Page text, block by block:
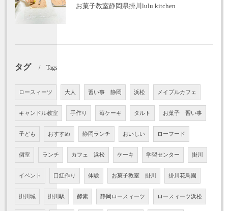
お菓子教室静岡県掛川lulu kitchen
タグ Tags
ロースィーツ 大人 習い事 静岡 浜松 メイプルカフェ
キャンドル教室 手作り 苺ケーキ タルト お菓子 習い事
子ども おすすめ 静岡ランチ おいしい ローフード
個室 ランチ カフェ 浜松 ケーキ 学習センター 掛川
イベント 口紅作り 体験 お菓子教室 掛川 掛川花鳥園
掛川城 掛川駅 酵素 静岡ロースィーツ ロースィーツ浜松